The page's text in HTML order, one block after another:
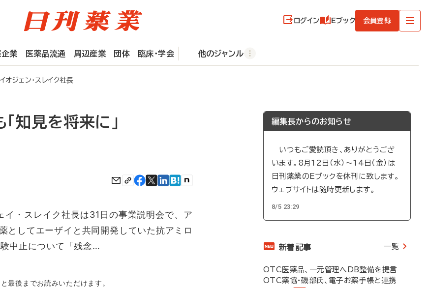
ログイン Eブック 会員登録
業 医薬品流通 周辺産業 団体 臨床・学会 他のジャンル
ジェン・スレイク社長
知見を将来に」
・スレイク社長は31日の事業説明会で、ア
としてエーザイと共同開発していた抗アミロ
中止について「残念…
最後までお読みいただけます。
編集長からのお知らせ
いつもご愛読頂き、ありがとうござ
います。8月12日（水）～14日（金）は
日刊薬業のEブックを休刊に致します。
ウェブサイトは随時更新します。
8/5 23:29
新着記事 一覧
OTC医薬品、一元管理へDB整備を提言
OTC薬協・磯部氏、電子お薬手帳と連携